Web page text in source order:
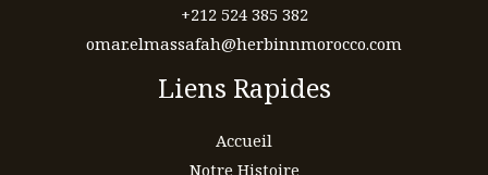
+212 524 385 382
omar.elmassafah@herbinnmorocco.com
Liens Rapides
Accueil
Notre Histoire